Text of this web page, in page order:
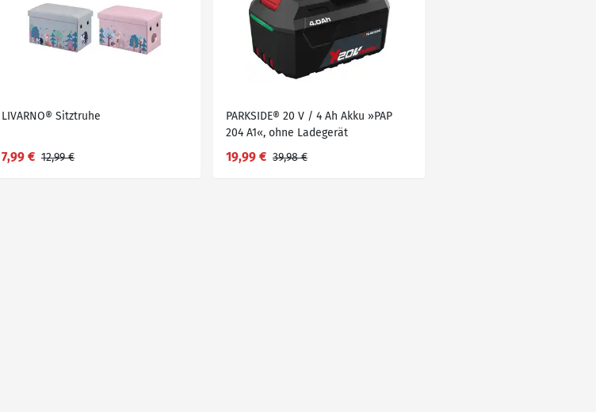
LIVARNO® Sitztruhe
7,99 € 12,99 €
PARKSIDE® 20 V / 4 Ah Akku »PAP
204 A1«, ohne Ladegerät
19,99 € 39,98 €